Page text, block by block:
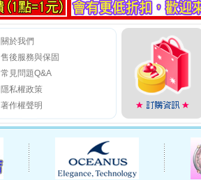
關於我們
售後服務與保固
常見問題Q&A
隱私權政策
著作權聲明